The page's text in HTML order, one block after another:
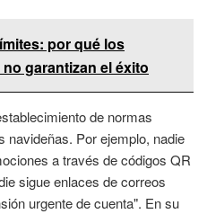
por qué los
garantizan el éxito
de normas
navideñas. Por ejemplo, nadie
a través de códigos QR
sigue enlaces de correos
urgente de cuenta". En su